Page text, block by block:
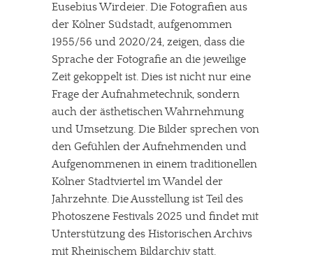
Eusebius Wirdeier. Die Fotografien aus
der Kölner Südstadt, aufgenommen
1955/56 und 2020/24, zeigen, dass die
Sprache der Fotografie an die jeweilige
Zeit gekoppelt ist. Dies ist nicht nur eine
Frage der Aufnahmetechnik, sondern
auch der ästhetischen Wahrnehmung
und Umsetzung. Die Bilder sprechen von
den Gefühlen der Aufnehmenden und
Aufgenommenen in einem traditionellen
Kölner Stadtviertel im Wandel der
Jahrzehnte. Die Ausstellung ist Teil des
Photoszene Festivals 2025 und findet mit
Unterstützung des Historischen Archivs
mit Rheinischem Bildarchiv statt.